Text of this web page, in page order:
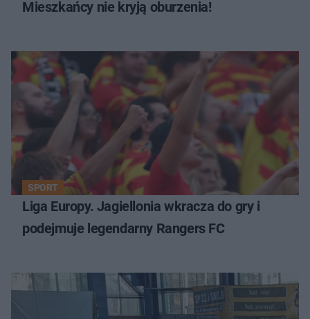
Mieszkańcy nie kryją oburzenia!
SPORT
Liga Europy. Jagiellonia wkracza do gry i
podejmuje legendarny Rangers FC